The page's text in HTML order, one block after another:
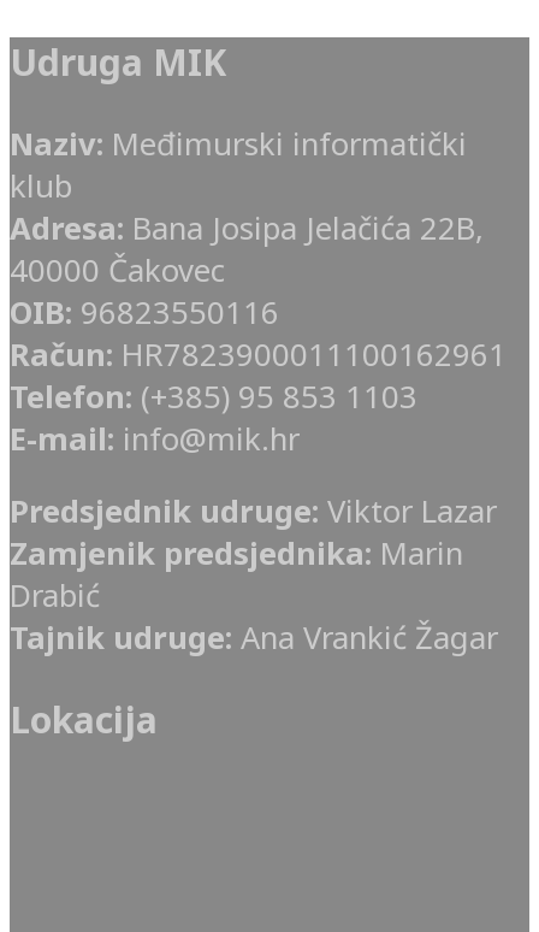
Udruga MIK
Naziv: Međimurski informatički
klub
Adresa: Bana Josipa Jelačića 22B,
40000 Čakovec
OIB: 96823550116
Račun: HR7823900011100162961
Telefon: (+385) 95 853 1103
E-mail: info@mik.hr
Predsjednik udruge: Viktor Lazar
Zamjenik predsjednika: Marin
Drabić
Tajnik udruge: Ana Vrankić Žagar
Lokacija